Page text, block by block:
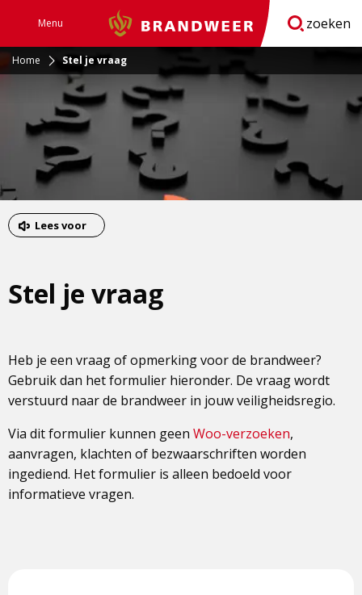
Menu Brandweer zoeken
Home Stel je vraag
Lees voor
Stel je vraag
Heb je een vraag of opmerking voor de brandweer?
Gebruik dan het formulier hieronder. De vraag wordt
verstuurd naar de brandweer in jouw veiligheidsregio.
Via dit formulier kunnen geen Woo-verzoeken,
aanvragen, klachten of bezwaarschriften worden
ingediend. Het formulier is alleen bedoeld voor
informatieve vragen.